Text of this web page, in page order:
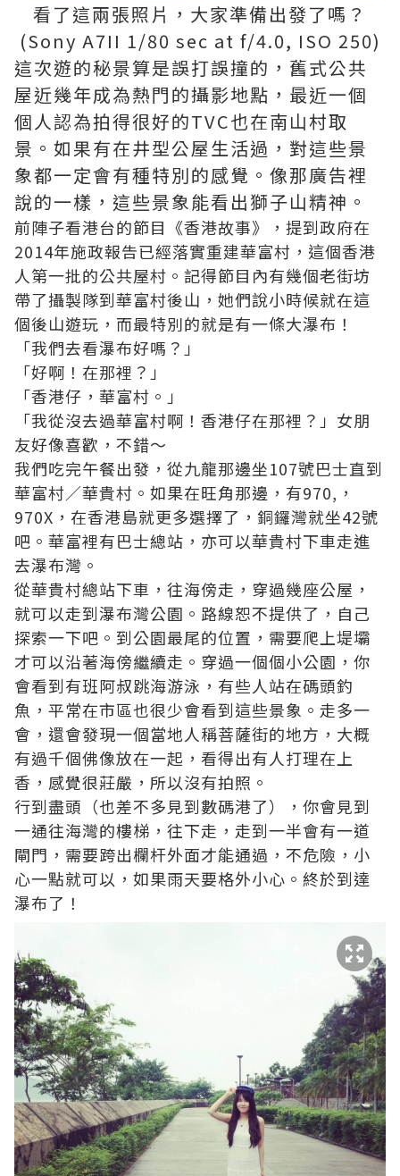
看了這兩張照片，大家準備出發了嗎？
(Sony A7II 1/80 sec at f/4.0, ISO 250)
這次遊的秘景算是誤打誤撞的，舊式公共
屋近幾年成為熱門的攝影地點，最近一個
個人認為拍得很好的TVC也在南山村取
景。如果有在井型公屋生活過，對這些景
象都一定會有種特別的感覺。像那廣告裡
說的一樣，這些景象能看出獅子山精神。
前陣子看港台的節目《香港故事》，提到政府在
2014年施政報告已經落實重建華富村，這個香港
人第一批的公共屋村。記得節目內有幾個老街坊
帶了攝製隊到華富村後山，她們說小時候就在這
個後山遊玩，而最特別的就是有一條大瀑布！
「我們去看瀑布好嗎？」
「好啊！在那裡？」
「香港仔，華富村。」
「我從沒去過華富村啊！香港仔在那裡？」女朋
友好像喜歡，不錯～
我們吃完午餐出發，從九龍那邊坐107號巴士直到
華富村／華貴村。如果在旺角那邊，有970,，
970X，在香港島就更多選擇了，銅鑼灣就坐42號
吧。華富裡有巴士總站，亦可以華貴村下車走進
去瀑布灣。
從華貴村總站下車，往海傍走，穿過幾座公屋，
就可以走到瀑布灣公園。路線恕不提供了，自己
探索一下吧。到公園最尾的位置，需要爬上堤壩
才可以沿著海傍繼續走。穿過一個個小公園，你
會看到有班阿叔跳海游泳，有些人站在碼頭釣
魚，平常在市區也很少會看到這些景象。走多一
會，還會發現一個當地人稱菩薩街的地方，大概
有過千個佛像放在一起，看得出有人打理在上
香，感覺很莊嚴，所以沒有拍照。
行到盡頭（也差不多見到數碼港了），你會見到
一通往海灣的樓梯，往下走，走到一半會有一道
閘門，需要跨出欄杆外面才能通過，不危險，小
心一點就可以，如果雨天要格外小心。終於到達
瀑布了！